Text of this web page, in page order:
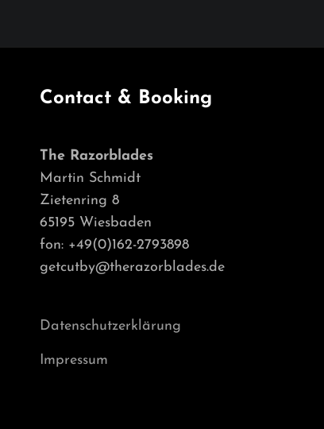
Contact & Booking
The Razorblades
Martin Schmidt
Zietenring 8
65195 Wiesbaden
fon: +49(0)162-2793898
getcutby@therazorblades.de
Datenschutzerklärung
Impressum